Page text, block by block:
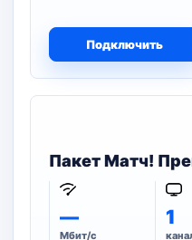
Подключить
Пакет Матч!
—
Мбит/с
1